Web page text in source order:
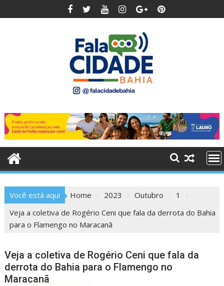
to
Você está aqui Home 2023 Outubro
1
Veja a coletiva de Rogério Ceni que fala da derrota do Bahia
para o Flamengo no Maracanã
Veja a coletiva de Rogério Ceni que fala da
derrota do Bahia para o Flamengo no
Maracanã